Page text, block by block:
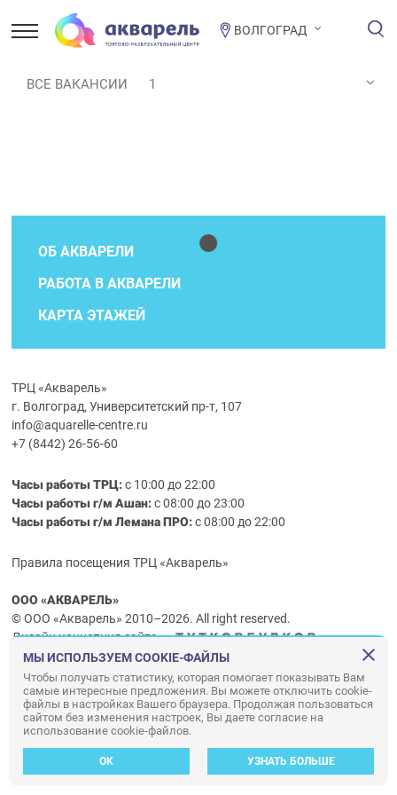
ВОЛГОГРАД
ВСЕ ВАКАНСИИ 1
ОБ АКВАРЕЛИ
РАБОТА В АКВАРЕЛИ
КАРТА ЭТАЖЕЙ
ТРЦ «Акварель»
г. Волгоград, Университетский пр-т, 107
info@aquarelle-centre.ru
+7 (8442) 26-56-60
Часы работы ТРЦ:с 10:00 до 22:00
Часы работы г/м Ашан:с 08:00 до 23:00
Часы работыг/мЛемана ПРО:с 08:00 до 22:00
Правила посещения ТРЦ «Акварель»
ООО «АКВАРЕЛЬ»
© ООО «Акварель» 2010–2026. All right reserved.
Дизайн концепция сайта —
Адаптивный дизайн и программирование —
МЫ ИСПОЛЬЗУЕМ COOKIE-ФАЙЛЫ
Чтобы получать статистику, которая помогает показывать Вам
самые интересные предложения. Вы можете отключить cookie-
файлы в настройках Вашего браузера. Продолжая пользоваться
сайтом без изменения настроек, Вы даете согласие на
использование cookie-файлов.
OK УЗНАТЬ БОЛЬШЕ